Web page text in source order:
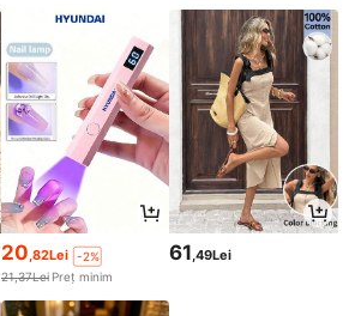
20,82Lei
-2%
21,37Lei Preț minim
61,49Lei